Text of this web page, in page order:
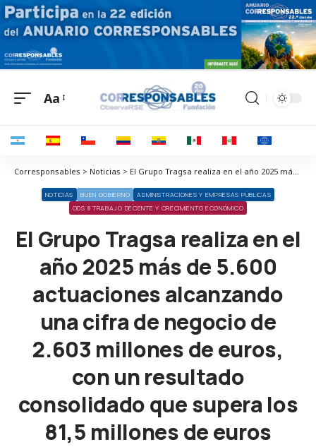
Aa
Corresponsables > Noticias > El Grupo Tragsa realiza en el año 2025 más de 5.600 actuaciones alcanzando una cifra de negocio de 2.603 millones de euros, con un resultado consolidado que supera los 81,5 millones de euros
NOTICIAS BUEN GOBIERNO
ADMINISTRACIONES Y EMPRESAS PÚBLICAS
ODS 8 TRABAJO DECENTE Y CRECIMIENTO ECONÓMICO
El Grupo Tragsa realiza en el
año 2025 más de 5.600
actuaciones alcanzando
una cifra de negocio de
2.603 millones de euros,
con un resultado
consolidado que supera los
81,5 millones de euros